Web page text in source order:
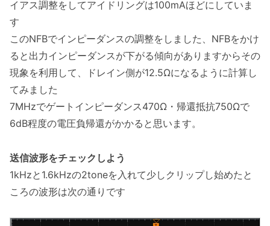
イアス調整をしてアイドリングは100mAほどにしていま
す
このNFBでインピーダンスの調整をしました、NFBをかけ
ると出力インピーダンスが下がる傾向がありますからその
現象を利用して、ドレイン側が12.5Ωになるように計算し
てみました
7MHzでゲートインピーダンス470Ω・帰還抵抗750Ωで
6dB程度の電圧負帰還がかかると思います。
送信波形をチェックしよう
1kHzと1.6kHzの2toneを入れて少しクリップし始めたと
ころの波形は次の通りです